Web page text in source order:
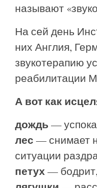
называют
На сей день
них Англия,
звукотерапию
реабилитации
А вот как
дождь —
лес — снимает
ситуации
петух—